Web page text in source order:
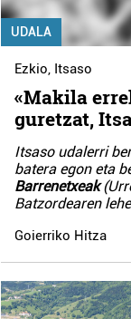
UDALA
Ezkio, Itsaso
«Makila
guretzat,
Itsaso udalerri
batera egon eta
Barrenetxeak
Batzordearen
Goierriko Hitza